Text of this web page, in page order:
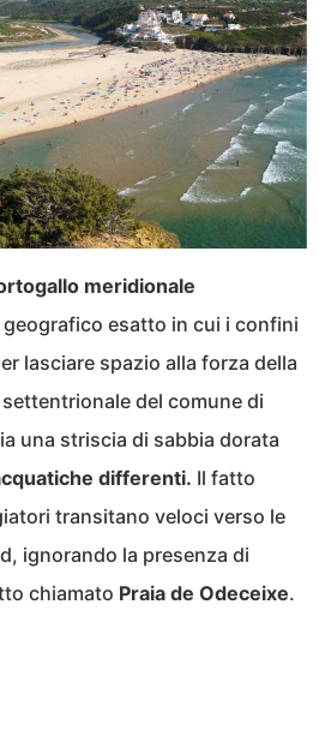
meridionale
esatto in cui i confini
lasciare spazio alla forza della
del comune di
una striscia di sabbia dorata
differenti. Il fatto
transitano veloci verso le
ignorando la presenza di
chiamato Praia de Odeceixe.